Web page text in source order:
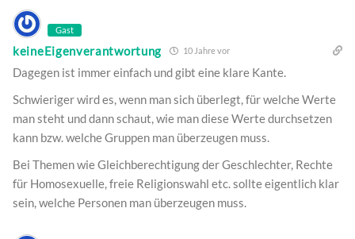
Gast
keineEigenverantwortung 10 Jahre vor
Dagegen ist immer einfach und gibt eine klare Kante.
Schwieriger wird es, wenn man sich überlegt, für welche Werte
man steht und dann schaut, wie man diese Werte durchsetzen
kann bzw. welche Gruppen man überzeugen muss.
Bei Themen wie Gleichberechtigung der Geschlechter, Rechte
für Homosexuelle, freie Religionswahl etc. sollte eigentlich klar
sein, welche Personen man überzeugen muss.